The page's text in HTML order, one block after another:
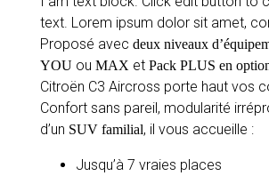
text. Lorem ipsum dolor sit amet,
Proposé avec deux niveaux
YOU ou MAX et Pack PLUS en
Citroën C3 Aircross porte haut vos
Confort sans pareil, modularité
d’un SUV familial, il vous accueille :
Jusqu’à 7 vraies places